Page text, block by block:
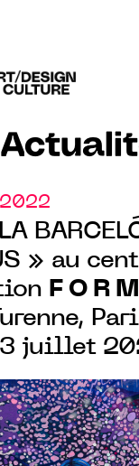
» au
F O R
juillet